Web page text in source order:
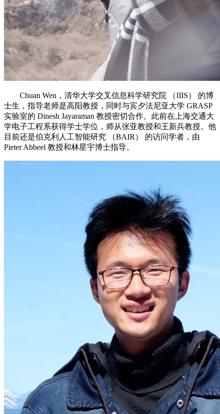
Chuan Wen，清华大学交叉信息科学研究院 （IIIS） 的博
士生，指导老师是高阳教授，同时与宾夕法尼亚大学 GRASP
实验室的 Dinesh Jayaraman 教授密切合作。此前在上海交通大
学电子工程系获得学士学位，师从张亚教授和王新兵教授。他
目前还是伯克利人工智能研究 （BAIR） 的访问学者，由
Pieter Abbeel 教授和林星宇博士指导。